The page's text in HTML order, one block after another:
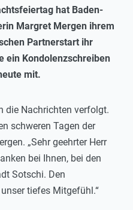
hat Baden-
Margret Mergen ihrem
Partnerstart ihr
ein Kondolenzschreiben
mit.
die Nachrichten verfolgt.
schweren Tagen der
„Sehr geehrter Herr
bei Ihnen, bei den
Sotschi. Den
tiefes Mitgefühl.“